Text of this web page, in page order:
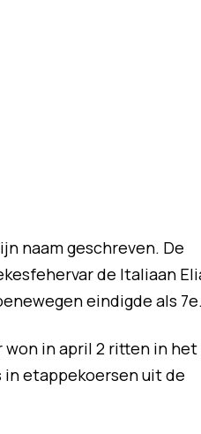
naam geschreven. De
de Italiaan
eindigde als
won in april 2 ritten in het
in etappekoersen uit de